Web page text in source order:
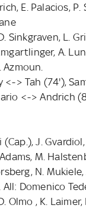
E. Palacios, P.
Sinkgraven, L.
A.
Azmoun.
<-> Tah (74'),
<-> Andrich
J. Gvardiol,
M.
N.
All: Domenico
Olmo , K. Laimer,